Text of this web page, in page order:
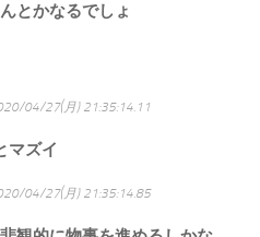
とかなるでしょ
04/27(月) 21:35:14.11
マズイ
04/27(月) 21:35:14.85